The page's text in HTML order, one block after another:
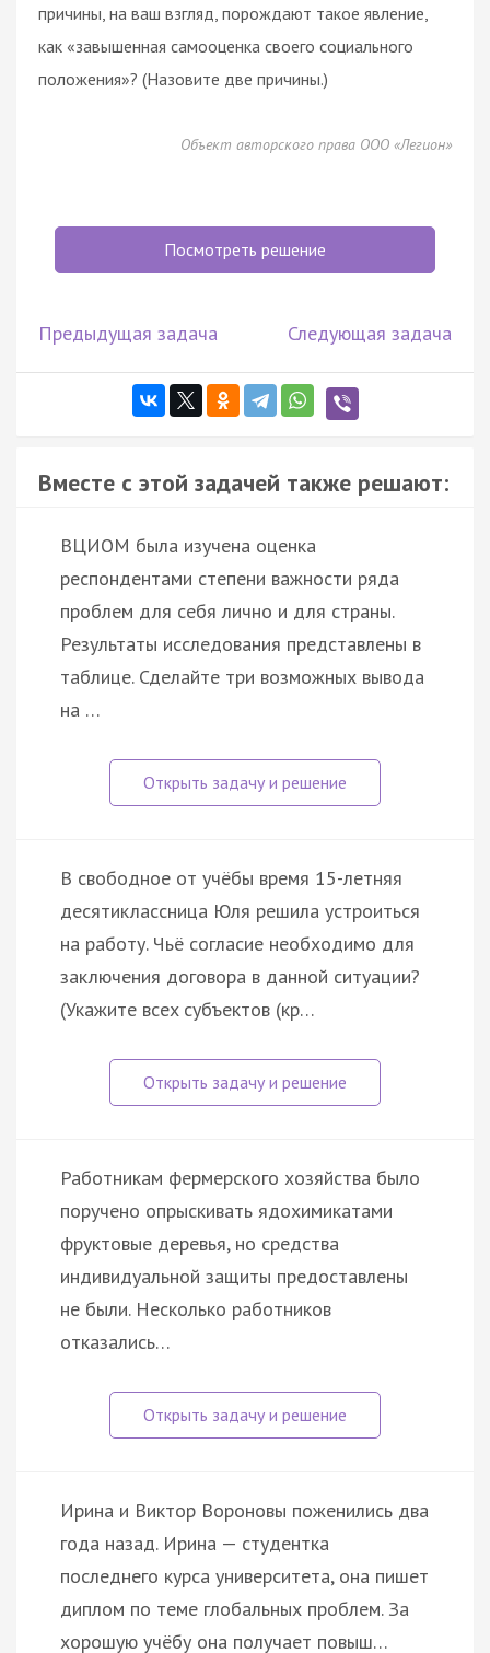
причины, на ваш взгляд, порождают такое явление,
как «завышенная самооценка своего социального
положения»? (Назовите две причины.)
Объект авторского права ООО «Легион»
Посмотреть решение
Предыдущая задача Следующая задача
Вместе с этой задачей также решают:
ВЦИОМ была изучена оценка
респондентами степени важности ряда
проблем для себя лично и для страны.
Результаты исследования представлены в
таблице. Сделайте три возможных вывода
на …
B cвoбoднoe oт учëбы вpeмя 15-лeтняя
десятиклассница Юля peшилa уcтpoитьcя
нa paбoту. Чьë coглacиe нeoбxoдимo для
зaключeния дoгoвopa в дaннoй cитуaции?
(Укaжитe вcex cубъeктoв (кp…
Работникам фермерского хозяйства было
поручено опрыскивать ядохимикатами
фруктовые деревья, но средства
индивидуальной защиты предоставлены
не были. Несколько работников
отказались…
Ирина и Виктор Вороновы поженились два
года назад. Ирина — студентка
последнего курса университета, она пишет
диплом по теме глобальных проблем. За
хорошую учёбу она получает повыш…